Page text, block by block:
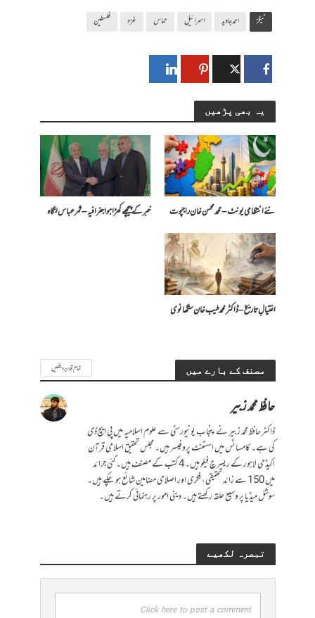
ٹیگز احمد جاوید اسرائیل حماس غزہ فلسطین
یہ بھی پڑھیں
​نئے انتظامی یونٹ – محمد محسن خان راجپوت خبر کے پیچھے کھڑا ہوا جغرافیہ – ثمر عباس لنگاہ
اغتیالِ تاریخ – ڈاکٹر محمد طیب خان سنگھانوی
مصنف کے بارے میں تمام تحاریر دیکھیں
حافظ محمد زبیر
ڈاکٹر حافظ محمد زبیر نے پنجاب یونیورسٹی سے علوم اسلامیہ میں پی ایچ ڈی
کی ہے۔ کامساٹس میں اسسٹنٹ پروفیسر ہیں۔ مجلس تحقیق اسلامی قرآن
اکیڈمی لاہور کے ریسرچ فیلو ہیں۔ 4 کتب کے مصنف ہیں۔ کئی جرائد
میں 150 سے زائد تحقیقی، فکری اور اصلاحی مضامین شائع ہو چکے ہیں۔
سوشل میڈیا پر وسیع حلقہ رکھتے ہیں۔ دینی امور پر رہنمائی کرتے ہیں۔
تبصرہ لکھیے
Click here to post a comment